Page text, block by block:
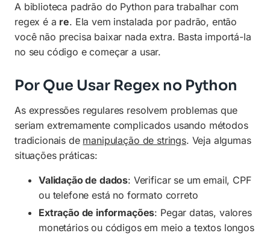
A biblioteca padrão do Python para trabalhar com
regex é a re. Ela vem instalada por padrão, então
você não precisa baixar nada extra. Basta importá-la
no seu código e começar a usar.
Por Que Usar Regex no Python
As expressões regulares resolvem problemas que
seriam extremamente complicados usando métodos
tradicionais de manipulação de strings. Veja algumas
situações práticas:
Validação de dados: Verificar se um email, CPF
ou telefone está no formato correto
Extração de informações: Pegar datas, valores
monetários ou códigos em meio a textos longos